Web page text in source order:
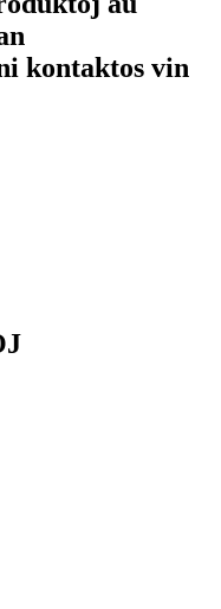
kontaktos vin